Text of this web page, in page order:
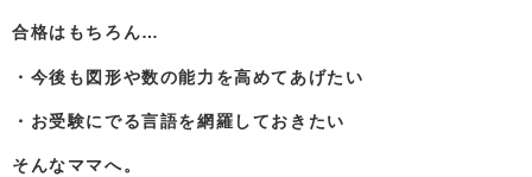
合格はもちろん…
・今後も図形や数の能力を高めてあげたい
・お受験にでる言語を網羅しておきたい
そんなママへ。